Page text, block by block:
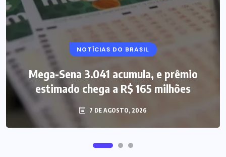
NOTÍCIAS DO BRASIL
Mega-Sena 3.041 acumula, e prêmio
estimado chega a R$ 165 milhões
7 DE AGOSTO, 2026